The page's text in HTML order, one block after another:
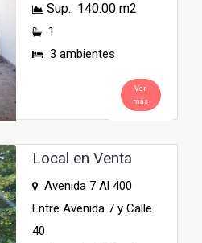
Sup. 140.00 m2
1
3 ambientes
Ver
más
Local en Venta
Avenida 7 Al 400
Entre Avenida 7 y Calle
40